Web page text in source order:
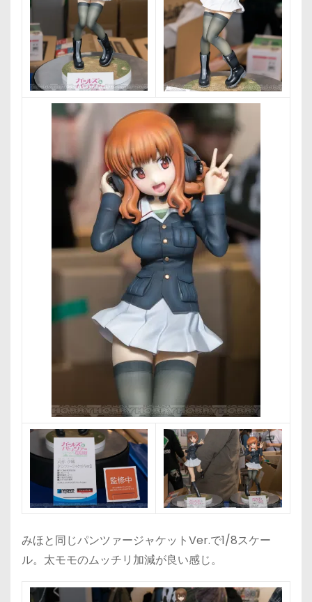
みほと同じパンツァージャケットVer.で1/8スケー
ル。太モモのムッチリ加減が良い感じ。